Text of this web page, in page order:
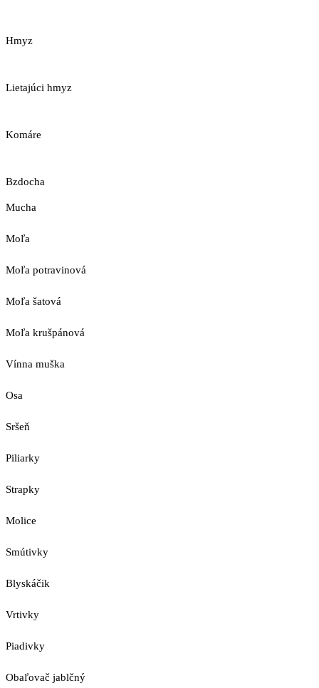
Hmyz
Lietajúci hmyz
Komáre
Bzdocha
Mucha
Moľa
Moľa potravinová
Moľa šatová
Moľa krušpánová
Vínna muška
Osa
Sršeň
Piliarky
Strapky
Molice
Smútivky
Blyskáčik
Vrtivky
Piadivky
Obaľovač jablčný